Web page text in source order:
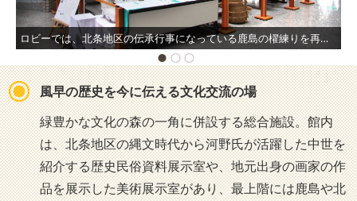
ロビーでは、北条地区の伝承行事になっている鹿島の櫂練りを再現した模型を始め、この地に根差した氏族・河野氏の関連物も展示している。
風早の歴史を今に伝える文化交流の場
緑豊かな文化の森の一角に併設する総合施設。館内
は、北条地区の縄文時代から河野氏が活躍した中世を
紹介する歴史民俗資料展示室や、地元出身の画家の作
品を展示した美術展示室があり、最上階には鹿島や北